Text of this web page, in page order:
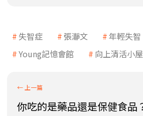
失智症 張瀞文
年輕失智
Young記憶會館
向上清活小屋
你吃的是藥品還是保健食品